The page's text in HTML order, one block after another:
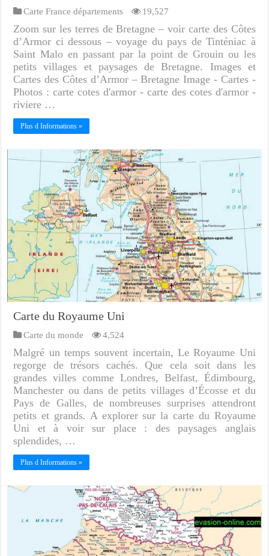
Carte France départements 19,527
Zoom sur les terres de Bretagne – voir carte des Côtes
d’Armor ci dessous – voyage du pays de Tinténiac à
Saint Malo en passant par la point de Grouin ou les
petits villages et paysages de Bretagne. Images et
Cartes des Côtes d’Armor – Bretagne Image - Cartes -
Photos : carte cotes d'armor - carte des cotes d'armor -
riviere …
Plus d Informations »
Carte du Royaume Uni
Carte du monde 4,524
Malgré un temps souvent incertain, Le Royaume Uni
regorge de trésors cachés. Que cela soit dans les
grandes villes comme Londres, Belfast, Édimbourg,
Manchester ou dans de petits villages d’Écosse et du
Pays de Galles, de nombreuses surprises attendront
petits et grands. A explorer sur la carte du Royaume
Uni et à voir sur place : des paysages anglais
splendides, …
Plus d Informations »